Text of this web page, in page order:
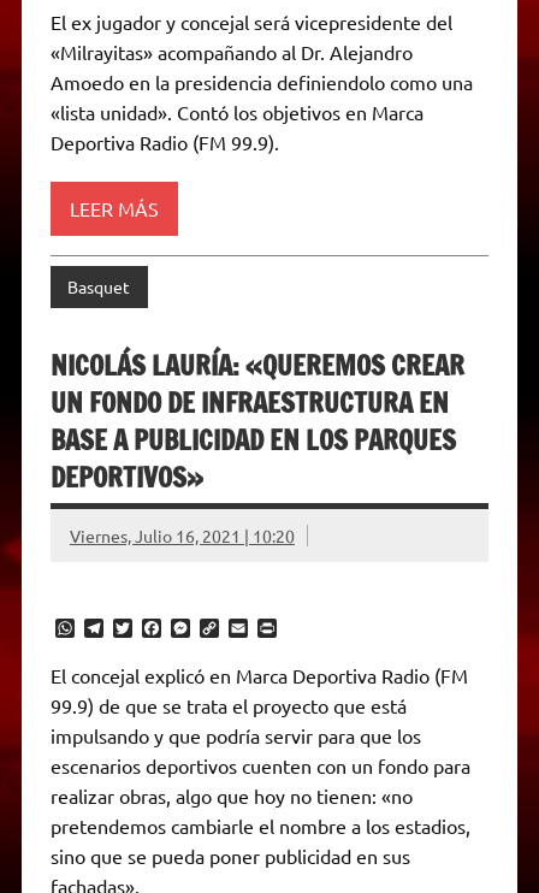
t
s
p
p
e
g
r
a
m
t
t
r
e
b
o
k
s
e
g
e
r
y
L
n
k
a
i
l
n
t
F
r
i
e
n
El ex jugador y concejal será vicepresidente del
«Milrayitas» acompañando al Dr. Alejandro
Amoedo en la presidencia definiendolo como una
«lista unidad». Contó los objetivos en Marca
Deportiva Radio (FM 99.9).
LEER MÁS
Basquet
NICOLÁS LAURÍA: «QUEREMOS CREAR
UN FONDO DE INFRAESTRUCTURA EN
BASE A PUBLICIDAD EN LOS PARQUES
DEPORTIVOS»
Viernes, Julio 16, 2021 | 10:20
W
t
s
p
p
T
e
g
a
m
T
i
t
t
e
r
F
e
b
o
k
M
s
e
g
e
C
y
L
n
k
E
a
i
l
P
n
t
F
r
i
n
d
l
y
El concejal explicó en Marca Deportiva Radio (FM
99.9) de que se trata el proyecto que está
impulsando y que podría servir para que los
escenarios deportivos cuenten con un fondo para
realizar obras, algo que hoy no tienen: «no
pretendemos cambiarle el nombre a los estadios,
sino que se pueda poner publicidad en sus
fachadas».